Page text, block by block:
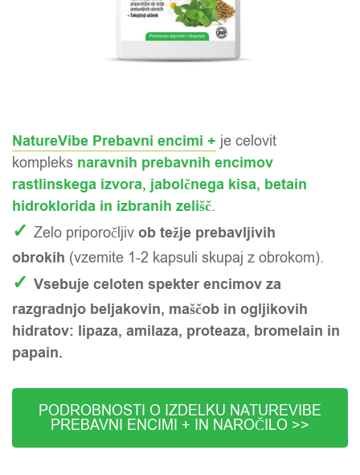
NatureVibe Prebavni encimi + je celovit
kompleks naravnih prebavnih encimov
rastlinskega izvora, jabolčnega kisa, betain
hidroklorida in izbranih zelišč.
✓ Zelo priporočljiv ob težje prebavljivih
obrokih (vzemite 1-2 kapsuli skupaj z obrokom).
✓ Vsebuje celoten spekter encimov za
razgradnjo beljakovin, maščob in ogljikovih
hidratov: lipaza, amilaza, proteaza, bromelain in
papain.
PODROBNOSTI O IZDELKU NATUREVIBE
PREBAVNI ENCIMI + IN NAROČILO >>